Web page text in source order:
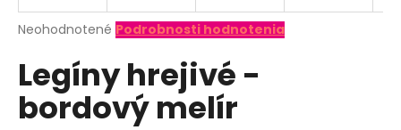
Priemerné
produktu
je
0,0
Neohodnotené Podrobnosti hodnotenia
Legíny hrejivé -
bordový melír